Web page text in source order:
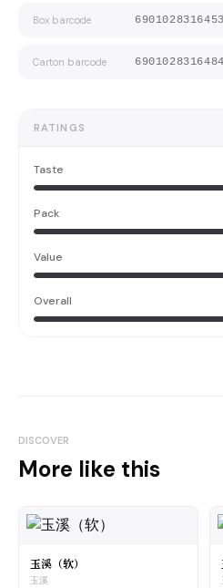
Box barcode 6901028316453
Carton barcode 6901028316484
RATINGS
Taste
Pack
Value
Overall
DISCOVER
More like this
玉溪（软）
玉溪